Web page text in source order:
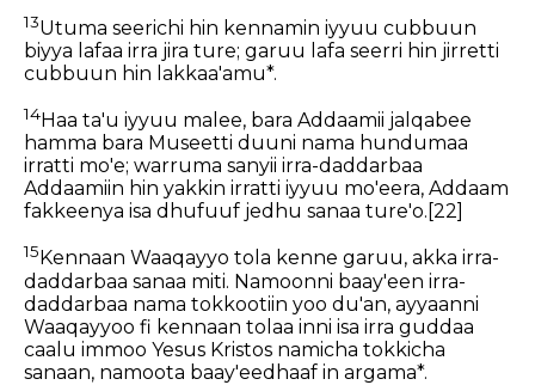
13Utuma seerichi hin kennamin iyyuu cubbuun
biyya lafaa irra jira ture; garuu lafa seerri hin jirretti
cubbuun hin lakkaa'amu*.
14Haa ta'u iyyuu malee, bara Addaamii jalqabee
hamma bara Museetti duuni nama hundumaa
irratti mo'e; warruma sanyii irra-daddarbaa
Addaamiin hin yakkin irratti iyyuu mo'eera, Addaam
fakkeenya isa dhufuuf jedhu sanaa ture'o. [22]
15 Kennaan Waaqayyo tola kenne garuu, akka irra-
daddarbaa sanaa miti. Namoonni baay'een irra-
daddarbaa nama tokkootiin yoo du'an, ayyaanni
Waaqayyoo fi kennaan tolaa inni isa irra guddaa
caalu immoo Yesus Kristos namicha tokkicha
sanaan, namoota baay'eedhaaf in argama*.